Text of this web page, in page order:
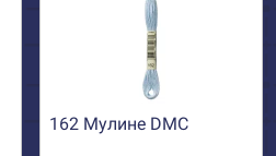
162 Мулине DMC